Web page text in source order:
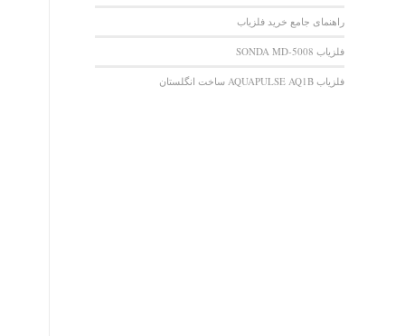
راهنمای جامع خرید فلزیاب
فلزیاب SONDA MD-5008
فلزیاب AQUAPULSE AQ1B ساخت انگلستان